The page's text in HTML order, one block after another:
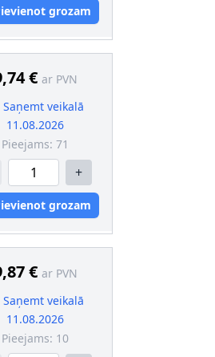
grozam
€ ar PVN
Saņemt veikalā
11.08.2026
Pieejams: 71
+
grozam
€ ar PVN
Saņemt veikalā
11.08.2026
Pieejams: 10